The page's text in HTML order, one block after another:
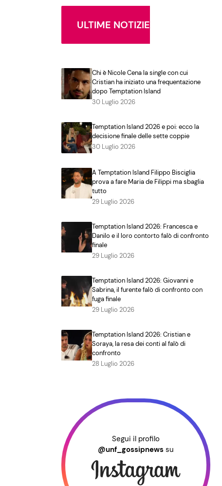
ULTIME NOTIZIE
Chi è Nicole Cena la single con cui
Cristian ha iniziato una frequentazione
dopo Temptation Island
30 Luglio 2026
Temptation Island 2026 e poi: ecco la
decisione finale delle sette coppie
30 Luglio 2026
A Temptation Island Filippo Bisciglia
prova a fare Maria de Filippi ma sbaglia
tutto
29 Luglio 2026
Temptation Island 2026: Francesca e
Danilo e il loro contorto falò di confronto
finale
29 Luglio 2026
Temptation Island 2026: Giovanni e
Sabrina, il furente falò di confronto con
fuga finale
29 Luglio 2026
Temptation Island 2026: Cristian e
Soraya, la resa dei conti al falò di
confronto
28 Luglio 2026
Segui il profilo
@unf_gossipnews su